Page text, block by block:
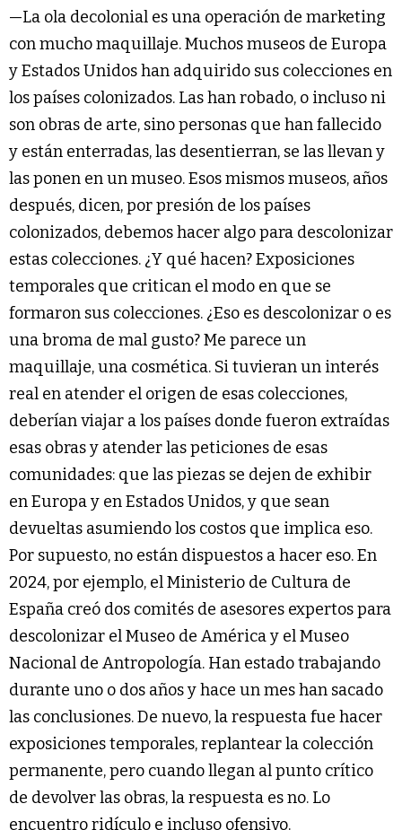
—La ola decolonial es una operación de marketing
con mucho maquillaje. Muchos museos de Europa
y Estados Unidos han adquirido sus colecciones en
los países colonizados. Las han robado, o incluso ni
son obras de arte, sino personas que han fallecido
y están enterradas, las desentierran, se las llevan y
las ponen en un museo. Esos mismos museos, años
después, dicen, por presión de los países
colonizados, debemos hacer algo para descolonizar
estas colecciones. ¿Y qué hacen? Exposiciones
temporales que critican el modo en que se
formaron sus colecciones. ¿Eso es descolonizar o es
una broma de mal gusto? Me parece un
maquillaje, una cosmética. Si tuvieran un interés
real en atender el origen de esas colecciones,
deberían viajar a los países donde fueron extraídas
esas obras y atender las peticiones de esas
comunidades: que las piezas se dejen de exhibir
en Europa y en Estados Unidos, y que sean
devueltas asumiendo los costos que implica eso.
Por supuesto, no están dispuestos a hacer eso. En
2024, por ejemplo, el Ministerio de Cultura de
España creó dos comités de asesores expertos para
descolonizar el Museo de América y el Museo
Nacional de Antropología. Han estado trabajando
durante uno o dos años y hace un mes han sacado
las conclusiones. De nuevo, la respuesta fue hacer
exposiciones temporales, replantear la colección
permanente, pero cuando llegan al punto crítico
de devolver las obras, la respuesta es no. Lo
encuentro ridículo e incluso ofensivo.